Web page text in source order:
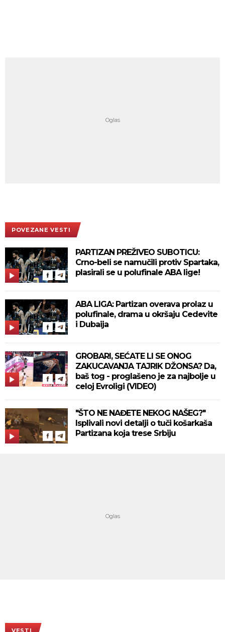
POVEZANE VESTI
PARTIZAN PREŽIVEO SUBOTICU:
Crno-beli se namučili protiv Spartaka,
plasirali se u polufinale ABA lige!
ABA LIGA: Partizan overava prolaz u
polufinale, drama u okršaju Cedevite
i Dubaija
GROBARI, SEĆATE LI SE ONOG
ZAKUCAVANJA TAJRIK DŽONSA? Da,
baš tog - proglašeno je za najbolje u
celoj Evroligi (VIDEO)
"ŠTO NE NAĐETE NEKOG NAŠEG?"
Isplivali novi detalji o tuči košarkaša
Partizana koja trese Srbiju
VESTI